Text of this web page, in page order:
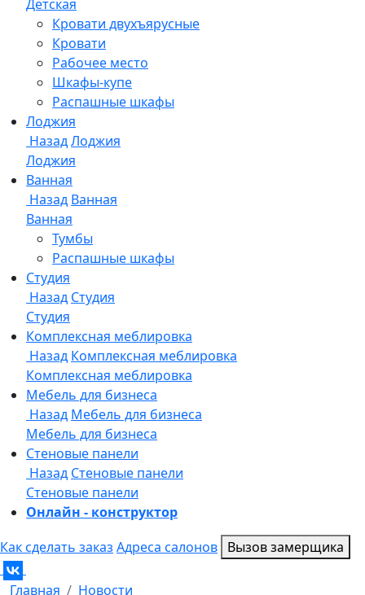
Онлайн - конструктор
Как сделать заказ Адреса салонов Вызов замерщика
Главная Новости